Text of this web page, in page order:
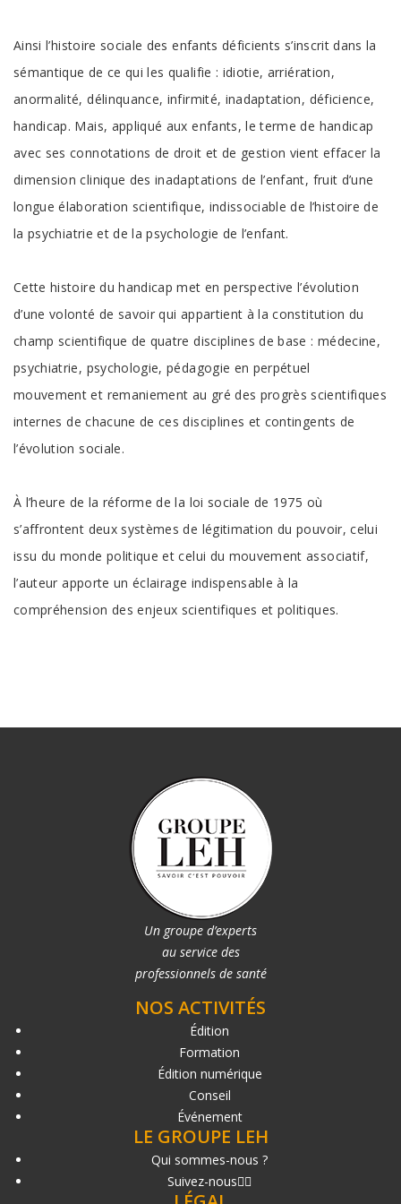
Ainsi l’histoire sociale des enfants déficients s’inscrit dans la
sémantique de ce qui les qualifie : idiotie, arriération,
anormalité, délinquance, infirmité, inadaptation, déficience,
handicap. Mais, appliqué aux enfants, le terme de handicap
avec ses connotations de droit et de gestion vient effacer la
dimension clinique des inadaptations de l’enfant, fruit d’une
longue élaboration scientifique, indissociable de l’histoire de
la psychiatrie et de la psychologie de l’enfant.
Cette histoire du handicap met en perspective l’évolution
d’une volonté de savoir qui appartient à la constitution du
champ scientifique de quatre disciplines de base : médecine,
psychiatrie, psychologie, pédagogie en perpétuel
mouvement et remaniement au gré des progrès scientifiques
internes de chacune de ces disciplines et contingents de
l’évolution sociale.
À l’heure de la réforme de la loi sociale de 1975 où
s’affrontent deux systèmes de légitimation du pouvoir, celui
issu du monde politique et celui du mouvement associatif,
l’auteur apporte un éclairage indispensable à la
compréhension des enjeux scientifiques et politiques.
Un groupe d’experts
au service des
professionnels de santé
NOS ACTIVITÉS
Édition
Formation
Édition numérique
Conseil
Événement
LE GROUPE LEH
Qui sommes-nous ?
Suivez-nous